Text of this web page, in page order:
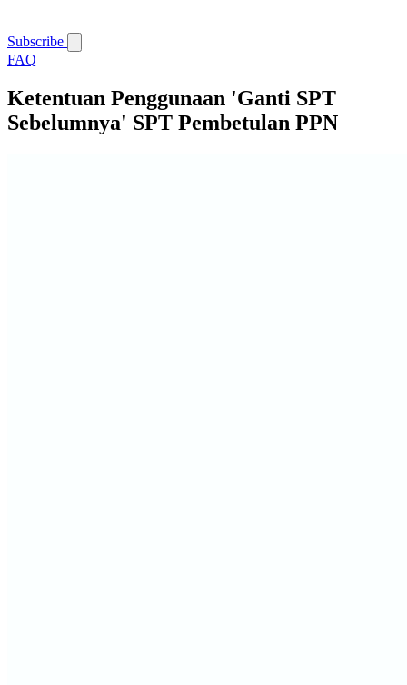
Subscribe
FAQ
Ketentuan Penggunaan 'Ganti SPT
Sebelumnya' SPT Pembetulan PPN